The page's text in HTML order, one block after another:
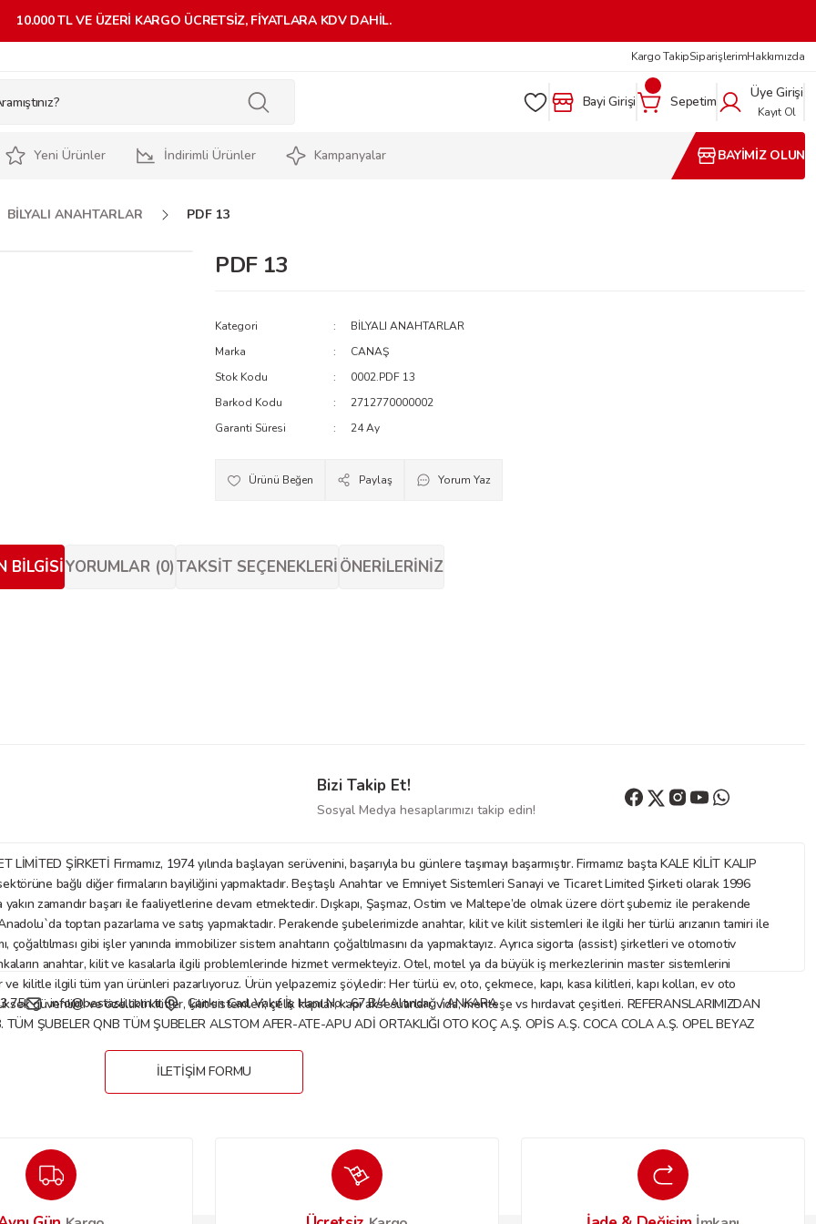
10.000 TL VE ÜZERİ KARGO ÜCRETSİZ, FİYATLARA KDV DAHİL.
Kargo TakipSiparişlerimHakkımızda
Bayi Girişi Sepetim
Üye Girişi
Kayıt Ol
Yeni Ürünler İndirimli Ürünler Kampanyalar BAYİMİZ OLUN
BİLYALI ANAHTARLAR PDF 13
PDF 13
Kategori
BİLYALI ANAHTARLAR
Marka
CANAŞ
Stok Kodu
0002.PDF 13
Barkod Kodu
2712770000002
Garanti Süresi
24 Ay
Paylaş Yorum Yaz
BILGISIYORUMLAR (0)TAKSIT SEÇENEKLERIÖNERILERINIZ
Gönder
Bizi Takip Et!
Sosyal Medya hesaplarımızı takip edin!
ŞİRKETİ Firmamız, 1974 yılında başlayan serüvenini, başarıyla bu günlere taşımayı başarmıştır. Firmamız başta KALE KİLİT KALIP
bağlı diğer firmaların bayiliğini yapmaktadır. Beştaşlı Anahtar ve Emniyet Sistemleri Sanayi ve Ticaret Limited Şirketi olarak 1996
zamandır başarı ile faaliyetlerine devam etmektedir. Dışkapı, Şaşmaz, Ostim ve Maltepe’de olmak üzere dört şubemiz ile perakende
toptan pazarlama ve satış yapmaktadır. Perakende şubelerimizde anahtar, kilit ve kilit sistemleri ile ilgili her türlü arızanın tamiri ile
çoğaltılması gibi işler yanında immobilizer sistem anahtarın çoğaltılmasını da yapmaktayız. Ayrıca sigorta (assist) şirketleri ve otomotiv
anahtar, kilit ve kasalarla ilgili problemlerinde hizmet vermekteyiz. Otel, motel ya da büyük iş merkezlerinin master sistemlerini
kilitle ilgili tüm yan ürünleri pazarlıyoruz. Ürün yelpazemiz şöyledir: Her türlü ev, oto, çekmece, kapı, kasa kilitleri, kapı kolları, ev oto
güvenlikli ve özellikli kilitler, kilit sistemleri; çelik kapılar, kapı aksesuarları, vida, menteşe vs hırdavat çeşitleri. REFERANSLARIMIZDAN
ŞUBELER QNB TÜM ŞUBELER ALSTOM AFER-ATE-APU ADİ ORTAKLIĞI OTO KOÇ A.Ş. OPİS A.Ş. COCA COLA A.Ş. OPEL BEYAZ
75 info@bestasli.com.tr Çankırı Cad. Vakıf İş Hanı No : 67 B/4 Altındağ / ANKARA
İLETİŞİM FORMU